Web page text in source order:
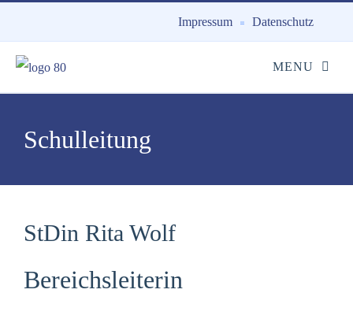
Impressum Datenschutz
Schulleitung
StDin Rita Wolf
Bereichsleiterin